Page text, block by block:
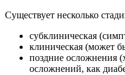
Существует несколько
субклиническая
клиническая (может
поздние осложнения
осложнений, как